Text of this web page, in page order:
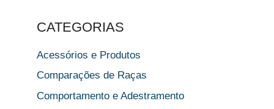
CATEGORIAS
Acessórios e Produtos
Comparações de Raças
Comportamento e Adestramento